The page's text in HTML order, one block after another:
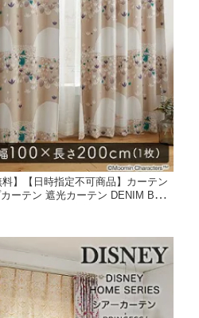
料】【日時指定不可商品】カーテン
ーテン 遮光カーテン DENIM BOR
光2級 ウォッシャブル 形状記憶加
枚【ソフトメロディー】